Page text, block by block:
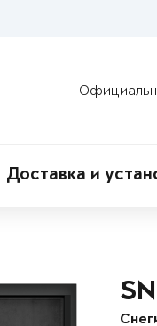
Доставка и